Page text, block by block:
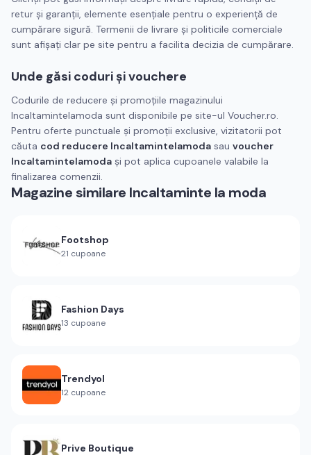
retur și garanții, elemente esențiale pentru o experiență de
cumpărare sigură. Termenii de livrare și politicile comerciale
sunt afișați clar pe site pentru a facilita decizia de cumpărare.
Unde găsi coduri și vouchere
Codurile de reducere și promoțiile magazinului
Incaltamintelamoda sunt disponibile pe site-ul Voucher.ro.
Pentru oferte punctuale și promoții exclusive, vizitatorii pot
căuta cod reducere Incaltamintelamoda sau voucher
Incaltamintelamoda și pot aplica cupoanele valabile la
finalizarea comenzii.
Magazine similare Incaltaminte la moda
Footshop
21 cupoane
Fashion Days
13 cupoane
Trendyol
12 cupoane
Prive Boutique